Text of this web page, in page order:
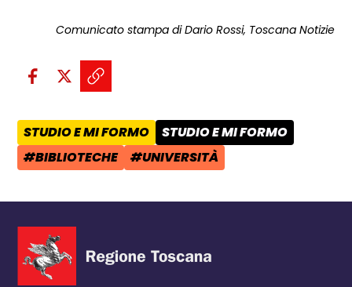
Comunicato stampa di Dario Rossi, Toscana Notizie
Condividi sui social:
Condividi su Facebook - apre
Condividi su X - apre una
Copia il link e condividi -
AREA TEMATICA:
STUDIO E MI FORMO CATEGORIA POST:
STUDIO E MI FORMO
TAG:
#BIBLIOTECHE TAG:
#UNIVERSITÀ